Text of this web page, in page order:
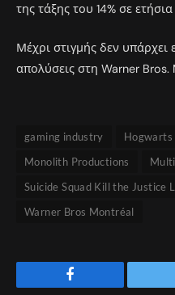
της τάξης του 14% σε
Μέχρι στιγμής δεν υπάρχει
απολύσεις στη Warner Bros.
gaming industry Hogwarts
Monolith Productions
Suicide Squad Kill the Justice
Warner Bros Montréal
Facebook